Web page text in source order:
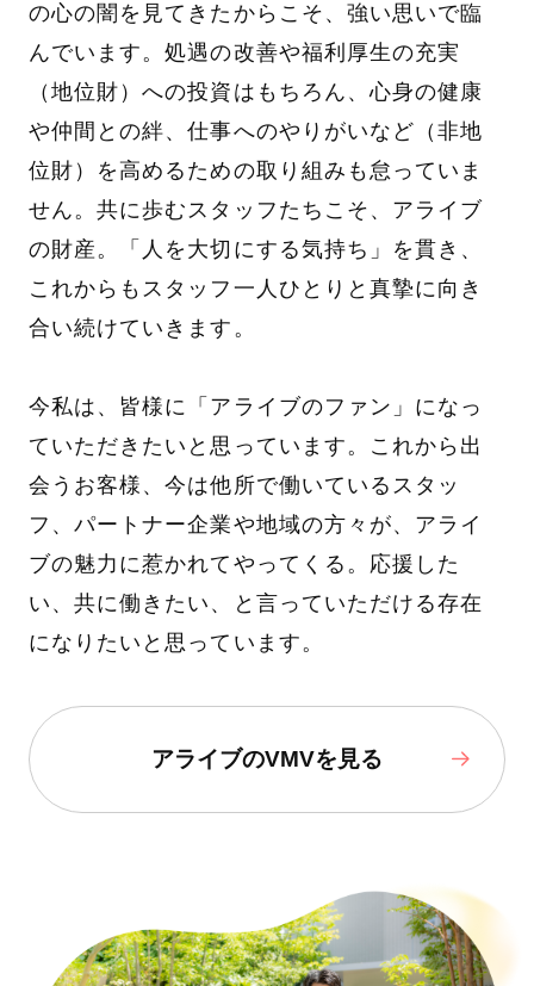
の心の闇を見てきたからこそ、強い思いで臨
んでいます。処遇の改善や福利厚生の充実
（地位財）への投資はもちろん、心身の健康
や仲間との絆、仕事へのやりがいなど（非地
位財）を高めるための取り組みも怠っていま
せん。共に歩むスタッフたちこそ、アライブ
の財産。「人を大切にする気持ち」を貫き、
これからもスタッフ一人ひとりと真摯に向き
合い続けていきます。
今私は、皆様に「アライブのファン」になっ
ていただきたいと思っています。これから出
会うお客様、今は他所で働いているスタッ
フ、パートナー企業や地域の方々が、アライ
ブの魅力に惹かれてやってくる。応援した
い、共に働きたい、と言っていただける存在
になりたいと思っています。
アライブのVMVを見る